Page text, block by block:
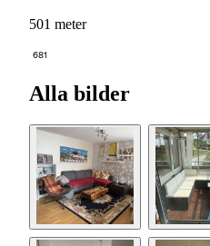
501 meter
681
Alla bilder